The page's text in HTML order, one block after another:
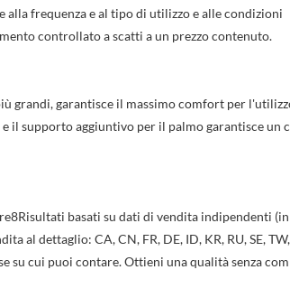
alla frequenza e al tipo di utilizzo e alle condizioni
controllato a scatti a un prezzo contenuto.
grandi, garantisce il massimo comfort per
il supporto aggiuntivo per il palmo garantisce un
basati su dati di vendita indipendenti
al dettaglio: CA, CN, FR, DE, ID, KR, RU, SE,
su cui puoi contare. Ottieni una qualità senza